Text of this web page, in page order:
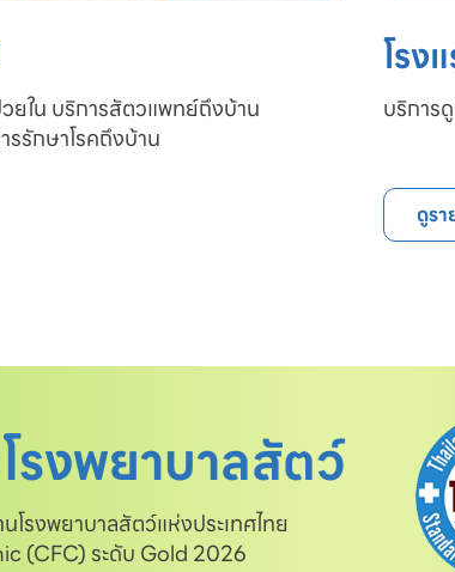
ใน บริการสัตวแพทย์ถึงบ้าน
รรักษาโรคถึงบ้าน
โรง
บริการ
ดูรา
รงพยาบาลสัตว์
โรงพยาบาลสัตว์แห่งประเทศไทย
(CFC) ระดับ Gold 2026